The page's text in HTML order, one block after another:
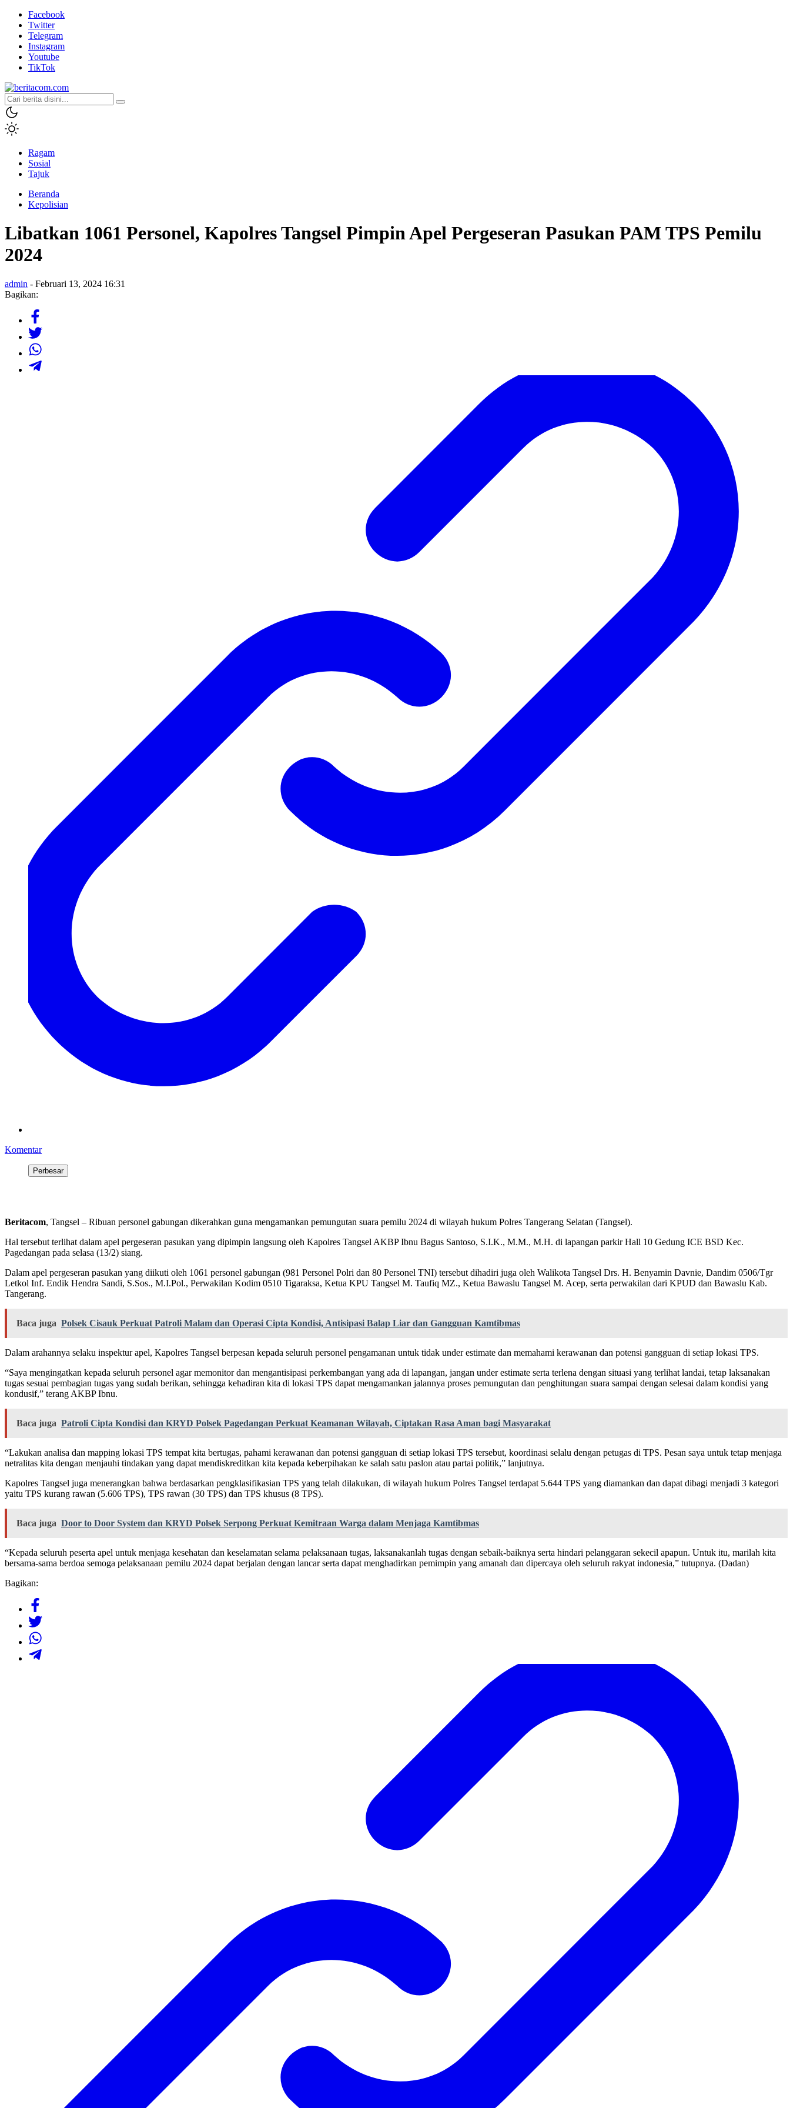
Facebook
Twitter
Telegram
Instagram
Youtube
TikTok
beritacom.com
bestnews
Ragam
Sosial
Tajuk
Beranda
Kepolisian
Libatkan 1061 Personel, Kapolres Tangsel Pimpin Apel Pergeseran Pasukan PAM TPS Pemilu
2024
admin - Februari 13, 2024 16:31
Bagikan:
Komentar
Perbesar
Beritacom, Tangsel – Ribuan personel gabungan dikerahkan guna mengamankan pemungutan suara pemilu 2024 di wilayah hukum Polres Tangerang Selatan (Tangsel).
Hal tersebut terlihat dalam apel pergeseran pasukan yang dipimpin langsung oleh Kapolres Tangsel AKBP Ibnu Bagus Santoso, S.I.K., M.M., M.H. di lapangan parkir Hall 10 Gedung ICE BSD Kec.
Pagedangan pada selasa (13/2) siang.
Dalam apel pergeseran pasukan yang diikuti oleh 1061 personel gabungan (981 Personel Polri dan 80 Personel TNI) tersebut dihadiri juga oleh Walikota Tangsel Drs. H. Benyamin Davnie, Dandim 0506/Tgr
Letkol Inf. Endik Hendra Sandi, S.Sos., M.I.Pol., Perwakilan Kodim 0510 Tigaraksa, Ketua KPU Tangsel M. Taufiq MZ., Ketua Bawaslu Tangsel M. Acep, serta perwakilan dari KPUD dan Bawaslu Kab.
Tangerang.
Baca juga Polsek Cisauk Perkuat Patroli Malam dan Operasi Cipta Kondisi, Antisipasi Balap Liar dan Gangguan Kamtibmas
Dalam arahannya selaku inspektur apel, Kapolres Tangsel berpesan kepada seluruh personel pengamanan untuk tidak under estimate dan memahami kerawanan dan potensi gangguan di setiap lokasi TPS.
“Saya mengingatkan kepada seluruh personel agar memonitor dan mengantisipasi perkembangan yang ada di lapangan, jangan under estimate serta terlena dengan situasi yang terlihat landai, tetap laksanakan
tugas sesuai pembagian tugas yang sudah berikan, sehingga kehadiran kita di lokasi TPS dapat mengamankan jalannya proses pemungutan dan penghitungan suara sampai dengan selesai dalam kondisi yang
kondusif,” terang AKBP Ibnu.
Baca juga Patroli Cipta Kondisi dan KRYD Polsek Pagedangan Perkuat Keamanan Wilayah, Ciptakan Rasa Aman bagi Masyarakat
“Lakukan analisa dan mapping lokasi TPS tempat kita bertugas, pahami kerawanan dan potensi gangguan di setiap lokasi TPS tersebut, koordinasi selalu dengan petugas di TPS. Pesan saya untuk tetap menjaga
netralitas kita dengan menjauhi tindakan yang dapat mendiskreditkan kita kepada keberpihakan ke salah satu paslon atau partai politik,” lanjutnya.
Kapolres Tangsel juga menerangkan bahwa berdasarkan pengklasifikasian TPS yang telah dilakukan, di wilayah hukum Polres Tangsel terdapat 5.644 TPS yang diamankan dan dapat dibagi menjadi 3 kategori
yaitu TPS kurang rawan (5.606 TPS), TPS rawan (30 TPS) dan TPS khusus (8 TPS).
Baca juga Door to Door System dan KRYD Polsek Serpong Perkuat Kemitraan Warga dalam Menjaga Kamtibmas
“Kepada seluruh peserta apel untuk menjaga kesehatan dan keselamatan selama pelaksanaan tugas, laksanakanlah tugas dengan sebaik-baiknya serta hindari pelanggaran sekecil apapun. Untuk itu, marilah kita
bersama-sama berdoa semoga pelaksanaan pemilu 2024 dapat berjalan dengan lancar serta dapat menghadirkan pemimpin yang amanah dan dipercaya oleh seluruh rakyat indonesia,” tutupnya. (Dadan)
Bagikan: